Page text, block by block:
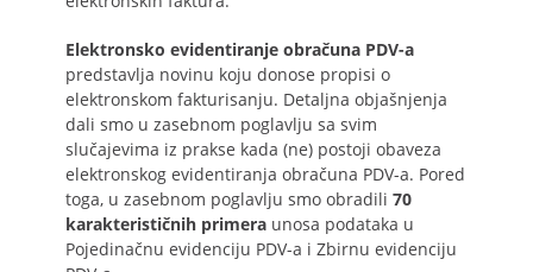
Elektronsko evidentiranje obračuna PDV-a
predstavlja novinu koju donose propisi o
elektronskom fakturisanju. Detaljna objašnjenja
dali smo u zasebnom poglavlju sa svim
slučajevima iz prakse kada (ne) postoji obaveza
elektronskog evidentiranja obračuna PDV-a. Pored
toga, u zasebnom poglavlju smo obradili 70
karakterističnih primera unosa podataka u
Pojedinačnu evidenciju PDV-a i Zbirnu evidenciju